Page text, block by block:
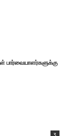
பார்வையாளர்களுக்கு